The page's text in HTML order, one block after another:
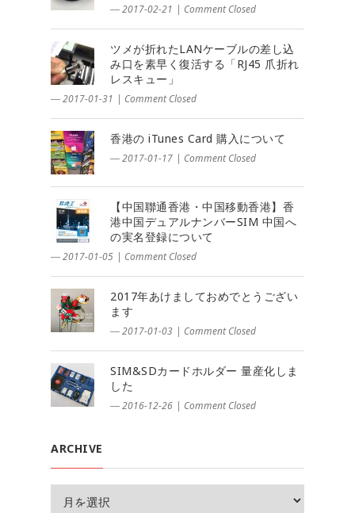
― 2017-02-21 | Comment Closed
ツメが折れたLANケーブルの差し込
み口を素早く復活する「RJ45 爪折れ
レスキュー」
― 2017-01-31 | Comment Closed
香港の iTunes Card 購入について
― 2017-01-17 | Comment Closed
【中国聯通香港・中国移動香港】香
港中国デュアルナンバーSIM 中国へ
の実名登録について
― 2017-01-05 | Comment Closed
2017年あけましておめでとうござい
ます
― 2017-01-03 | Comment Closed
SIM&SDカードホルダー 量産化しま
した
― 2016-12-26 | Comment Closed
ARCHIVE